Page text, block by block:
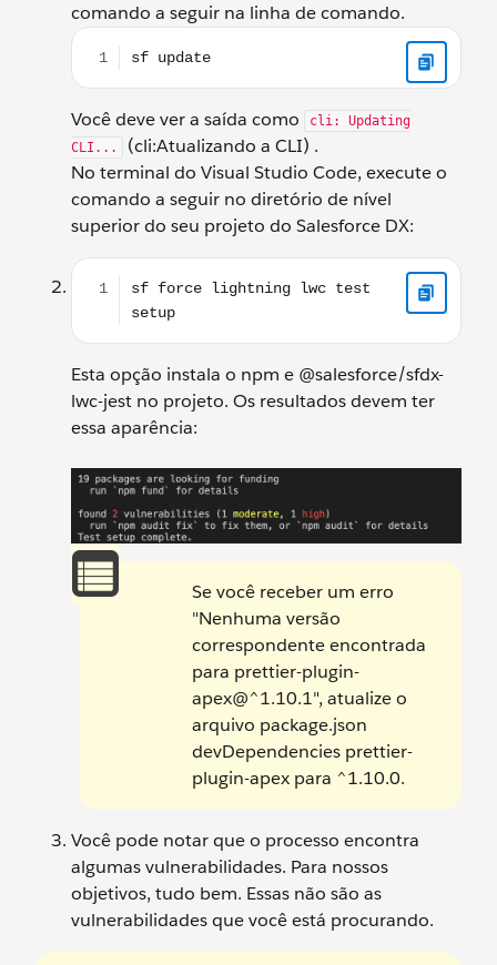
comando a seguir na linha de comando.
Você deve ver a saída como
cli: Updating
CLI...
(cli:Atualizando a CLI) .
No terminal do Visual Studio Code, execute o
comando a seguir no diretório de nível
superior do seu projeto do Salesforce DX:
Esta opção instala o npm e @salesforce/sfdx-
lwc-jest no projeto. Os resultados devem ter
essa aparência:
Se você receber um erro
"Nenhuma versão
correspondente encontrada
para prettier-plugin-
apex@^1.10.1", atualize o
arquivo package.json
devDependencies prettier-
plugin-apex para ^1.10.0.
Você pode notar que o processo encontra
algumas vulnerabilidades. Para nossos
objetivos, tudo bem. Essas não são as
vulnerabilidades que você está procurando.